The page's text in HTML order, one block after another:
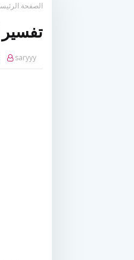
الصفحة
saryyy